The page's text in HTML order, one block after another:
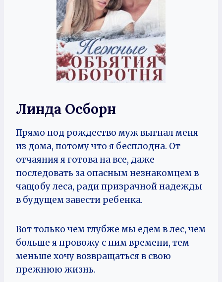
Линда Осборн
Прямо под рождество муж выгнал меня
из дома, потому что я бесплодна. От
отчаяния я готова на все, даже
последовать за опасным незнакомцем в
чащобу леса, ради призрачной надежды
в будущем завести ребенка.
Вот только чем глубже мы едем в лес, чем
больше я провожу с ним времени, тем
меньше хочу возвращаться в свою
прежнюю жизнь.